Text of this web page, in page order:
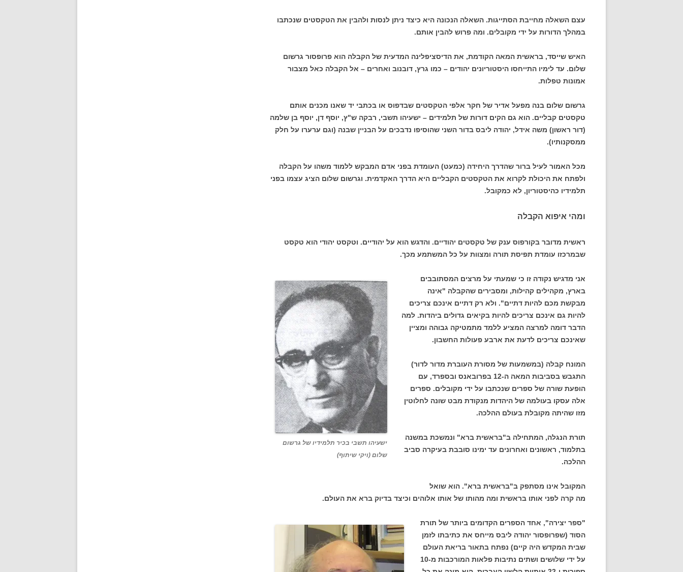
עצם השאלה מחייבת הסתייגות. השאלה הנכונה היא כיצד ניתן לנסות ולהבין את הטקסטים שנכתבו
במהלך הדורות על ידי מקובלים. ומה פרוש להבין אותם.
האיש שייסד, בראשית המאה הקודמת, את הדיסציפלינה המדעית של הקבלה הוא פרופסור גרשום
שלום. עד לימיו התייחסו היסטוריונים יהודים – כמו גרץ, דובנוב ואחרים – אל הקבלה כאל מצבור
אמונות טפלות.
גרשום שלום בנה מפעל אדיר של חקר אלפי הטקסטים שבדפוס או בכתבי יד שאנו מכנים אותם
טקסטים קבליים. הוא גם הקים דורות של תלמידים – ישעיהו תשבי, רבקה ש"ץ, יוסף דן, יוסף בן שלמה
(דור ראשון) משה אידל, יהודה ליבס בדור השני שהוסיפו נדבכים על הבניין שבנה (וגם ערערו על חלק
ממסקנותיו).
מכל האמור לעיל ברור שהדרך היחידה (כמעט) העומדת בפני אדם המבקש ללמוד משהו על הקבלה
ולפתח את היכולת לקרוא את הטקסטים הקבליים היא הדרך האקדמית. וגרשום שלום הציג עצמו בפני
תלמידיו כהיסטוריון, לא כמקובל.
ומהי איפוא הקבלה
ראשית מדובר בקורפוס ענק של טקסטים יהודיים. והדגש הוא על יהודיים. וטקסט יהודי הוא טקסט
שבמרכזו עומדת תפיסת תורה ומצוות על כל המשתמע מכך.
ישעיהו תשבי בכיר תלמידיו של גרשום
שלום (ויקי שיתוף)
אני מדגיש נקודה זו כי שמעתי על מרצים המסתובבים
בארץ, מקהילים קהילות, ומסבירים שהקבלה "אינה
מבקשת מכם להיות דתיים". ולא רק דתיים אינכם צריכים
להיות גם אינכם צריכים להיות בקיאים גדולים ביהדות. למה
הדבר דומה למרצה המציע ללמד מתמטיקה גבוהה ומציין
שאינכם צריכים לדעת את ארבע פעולות החשבון.
המונח קבלה (במשמעות של מסורת העוברת מדור לדור)
התגבש בסביבות המאה ה-12 בפרובאנס ובספרד, עם
הופעת שורה של ספרים שנכתבו על ידי מקובלים. ספרים
אלה עסקו בעולמה של היהדות מנקודת מבט שונה לחלוטין
מזו שהיתה מקובלת בעולם ההלכה.
תורת הנגלה, המתחילה ב"בראשית ברא" ונמשכת במשנה
בתלמוד, ראשונים ואחרונים עד ימינו סובבת בעיקרה סביב
ההלכה.
המקובל אינו מסתפק ב"בראשית ברא". הוא שואל
מה קרה לפני אותו בראשית ומה מהותו של אותו אלוהים וכיצד בדיוק ברא את העולם.
"ספר יצירה", אחד הספרים הקדומים ביותר של תורת
הסוד (שפרופסור יהודה ליבס מייחס את כתיבתו לזמן
שבית המקדש היה קיים) נפתח בתאור בריאת העולם
על ידי שלושים ושתים נתיבות פלאות המורכבות מ-10